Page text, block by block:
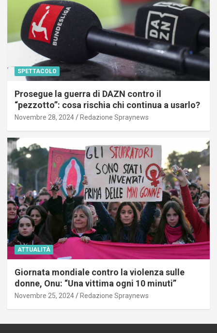
SPETTACOLO
Prosegue la guerra di DAZN contro il
“pezzotto”: cosa rischia chi continua a usarlo?
Novembre 28, 2024 Redazione Spraynews
ATTUALITÀ
Giornata mondiale contro la violenza sulle
donne, Onu: “Una vittima ogni 10 minuti”
Novembre 25, 2024 Redazione Spraynews